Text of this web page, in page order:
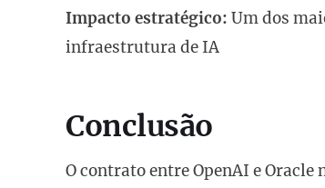
Impacto estratégico: Um dos
infraestrutura de IA
Conclusão
O contrato entre OpenAI e Oracle